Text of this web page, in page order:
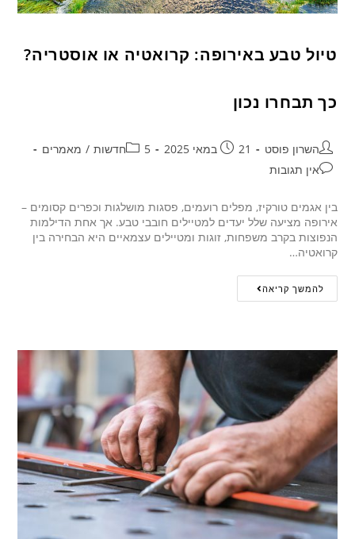
טיול טבע באירופה: קרואטיה או אוסטריה?
כך תבחרו נכון
השרון פוסט 21 במאי 2025 5חדשות / מאמרים
אין תגובות
בין אגמים טורקיז, מפלים רועמים, פסגות מושלגות וכפרים קסומים –
אירופה מציעה שלל יעדים למטיילים חובבי טבע. אך אחת הדילמות
הנפוצות בקרב משפחות, זוגות ומטיילים עצמאיים היא הבחירה בין
קרואטיה…
להמשך קריאה